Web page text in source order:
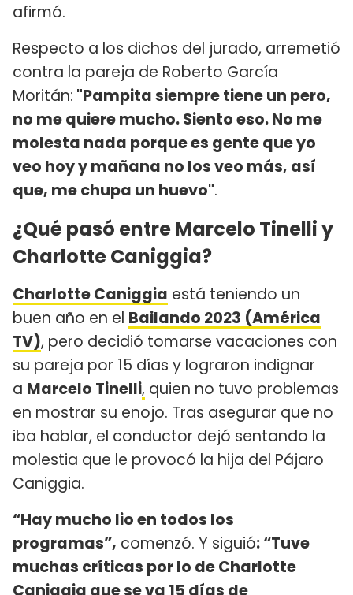
afirmó.
Respecto a los dichos del jurado, arremetió
contra la pareja de Roberto García
Moritán: "Pampita siempre tiene un pero,
no me quiere mucho. Siento eso. No me
molesta nada porque es gente que yo
veo hoy y mañana no los veo más, así
que, me chupa un huevo".
¿Qué pasó entre Marcelo Tinelli y
Charlotte Caniggia?
Charlotte Caniggia está teniendo un
buen año en el Bailando 2023 (América
TV), pero decidió tomarse vacaciones con
su pareja por 15 días y lograron indignar
a Marcelo Tinelli, quien no tuvo problemas
en mostrar su enojo. Tras asegurar que no
iba hablar, el conductor dejó sentando la
molestia que le provocó la hija del Pájaro
Caniggia.
“Hay mucho lio en todos los
programas”, comenzó. Y siguió: “Tuve
muchas críticas por lo de Charlotte
Caniggia que se va 15 días de